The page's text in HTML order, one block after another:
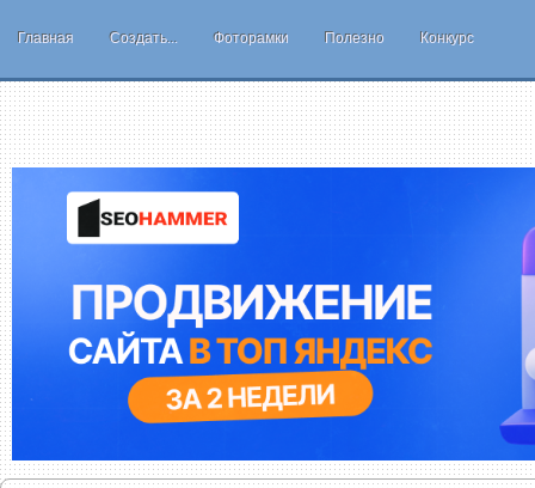
Главная Создать... Фоторамки Полезно Конкурс